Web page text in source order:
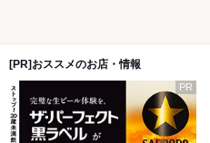
[PR]おススメのお店・情報
PR